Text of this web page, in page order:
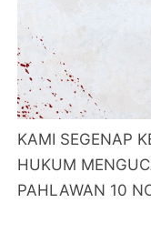
KAMI SEGENAP
HUKUM
PAHLAWAN 10